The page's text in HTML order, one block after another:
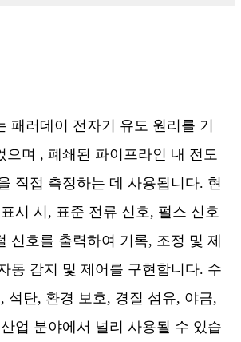
패러데이 전자기 유도 원리를 기
으며 , 폐쇄된 파이프라인 내 전도
직접 측정하는 데 사용됩니다. 현
시 시, 표준 전류 신호, 펄스 신호
신호를 출력하여 기록, 조정 및 제
동 감지 및 제어를 구현합니다. 수
석탄, 환경 보호, 경질 섬유, 야금,
업 분야에서 널리 사용될 수 있습